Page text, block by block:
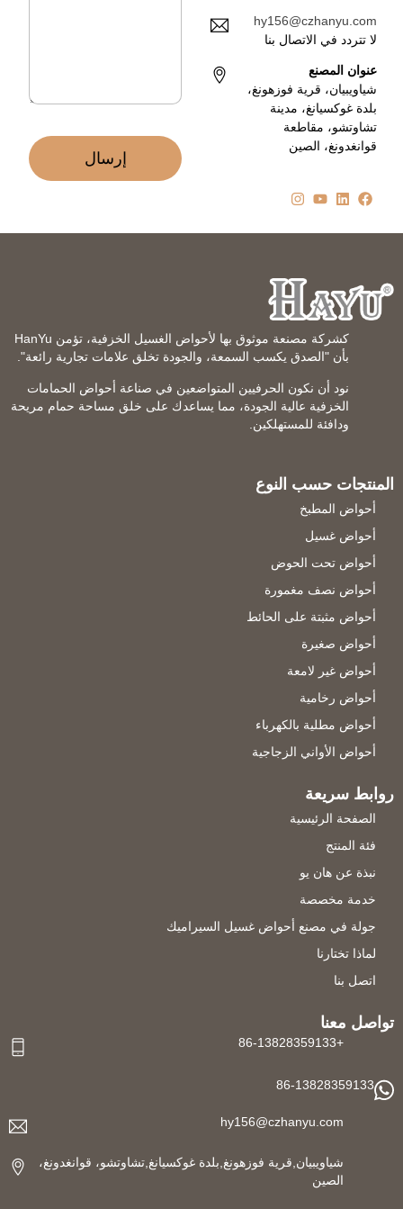
hy156@czhanyu.com
لا تتردد في الاتصال بنا
عنوان المصنع
شياويبيان، قرية فوزهونغ،
بلدة غوكسيانغ، مدينة
تشاوتشو، مقاطعة
قوانغدونغ، الصين
إرسال
كشركة مصنعة موثوق بها لأحواض الغسيل الخزفية، تؤمن HanYu
بأن "الصدق يكسب السمعة، والجودة تخلق علامات تجارية رائعة".
نود أن نكون الحرفيين المتواضعين في صناعة أحواض الحمامات
الخزفية عالية الجودة، مما يساعدك على خلق مساحة حمام مريحة
ودافئة للمستهلكين.
المنتجات حسب النوع
أحواض المطبخ
أحواض غسيل
أحواض تحت الحوض
أحواض نصف مغمورة
أحواض مثبتة على الحائط
أحواض صغيرة
أحواض غير لامعة
أحواض رخامية
أحواض مطلية بالكهرباء
أحواض الأواني الزجاجية
روابط سريعة
الصفحة الرئيسية
فئة المنتج
نبذة عن هان يو
خدمة مخصصة
جولة في مصنع أحواض غسيل السيراميك
لماذا تختارنا
اتصل بنا
تواصل معنا
+86-13828359133
86-13828359133
hy156@czhanyu.com
شياويبيان,قرية فوزهونغ,بلدة غوكسيانغ,تشاوتشو، قوانغدونغ،
الصين